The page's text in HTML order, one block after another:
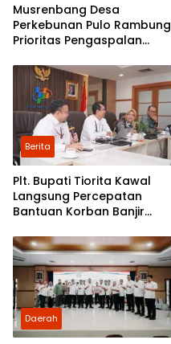
Musrenbang Desa
Perkebunan Pulo Rambung
Prioritas Pengaspalan
Dusun Pondok Boyan
Berita
Plt. Bupati Tiorita Kawal
Langsung Percepatan
Bantuan Korban Banjir
Daerah